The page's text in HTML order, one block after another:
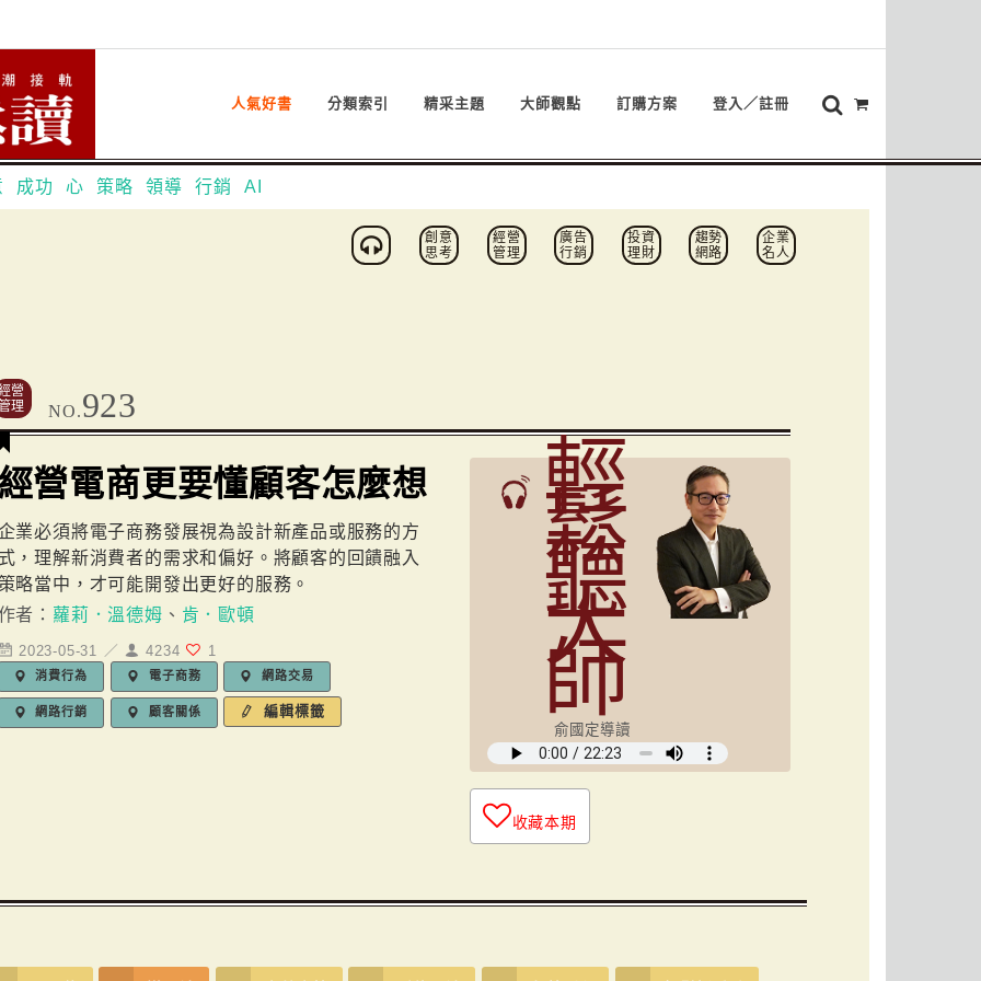
人氣好書 分類索引 精采主題 大師觀點 訂購方案 登入／註冊
成功 心 策略 領導 行銷 AI
創意
思考
經營
管理
廣告
行銷
投資
理財
趨勢
網路
企業
名人
營
理
NO.923
營電商更要懂顧客怎麼想
業必須將電子商務發展視為設計新產品或服務的方
，理解新消費者的需求和偏好。將顧客的回饋融入
略當中，才可能開發出更好的服務。
者： 蘿莉．溫德姆 、 肯．歐頓
2023-05-31 ／ 4234 1
消費行為 電子商務 網路交易
網路行銷 顧客關係 編輯標籤
輕
鬆
聽
大
師
俞國定導讀
收藏本期